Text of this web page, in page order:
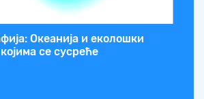
Океанија и еколошки
се сусреће